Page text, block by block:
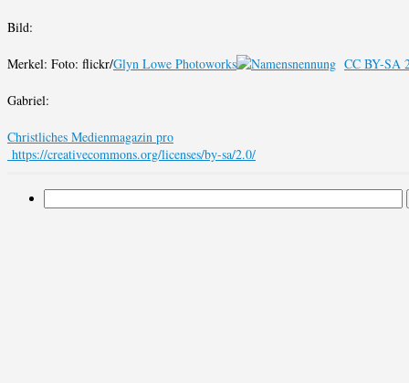
Bild:
Merkel: Foto: flickr/Glyn Lowe Photoworks CC BY-SA
Gabriel:
Christliches Medienmagazin pro
https://creativecommons.org/licenses/by-sa/2.0/